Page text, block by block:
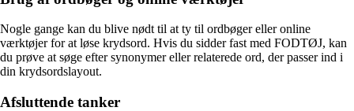
Nogle gange kan du blive nødt til at ty til ordbøger eller online
værktøjer for at løse krydsord. Hvis du sidder fast med FODTØJ, kan
du prøve at søge efter synonymer eller relaterede ord, der passer ind i
din krydsordslayout.
Afsluttende tanker